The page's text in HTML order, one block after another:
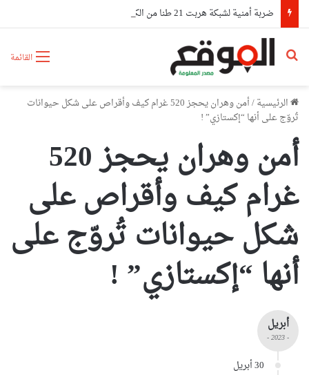
القائمة بحث عن
الرئيسية/
أمن وهران يحجز 520 غرام كيف وأقراص على شكل حيوانات
تُروّج على أنها “إكستازي” !
أمن وهران يحجز 520
غرام كيف وأقراص على
شكل حيوانات تُروّج على
أنها “إكستازي” !
أبريل
- 2023 -
30 أبريل